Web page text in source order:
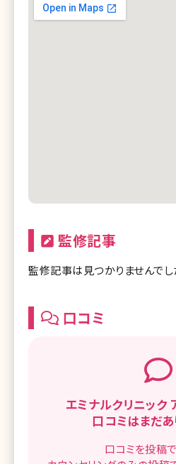
監修記事
監修記事は見つかりませんでし
口コミ
エミナルクリニック
口コミはまだあ
口コミを投稿で